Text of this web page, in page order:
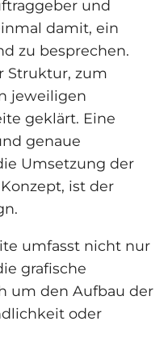
und
damit, ein
zu besprechen.
Struktur, zum
jeweiligen
geklärt. Eine
genaue
Umsetzung der
ist der
umfasst nicht nur
grafische
um den Aufbau der
oder